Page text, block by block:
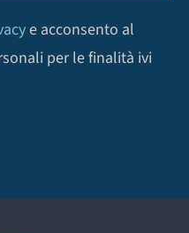
e acconsento al
per le finalità ivi